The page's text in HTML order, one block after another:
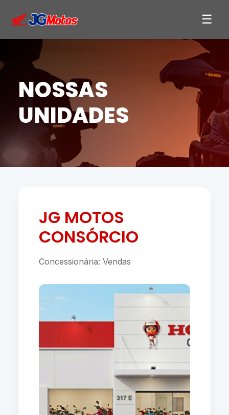
NOSSAS
UNIDADES
JG MOTOS
CONSÓRCIO
Concessionária: Vendas